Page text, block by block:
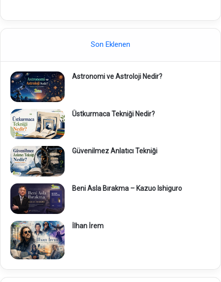
Son Eklenen
Astronomi ve Astroloji Nedir?
Üstkurmaca Tekniği Nedir?
Güvenilmez Anlatıcı Tekniği
Beni Asla Bırakma – Kazuo Ishiguro
İlhan İrem